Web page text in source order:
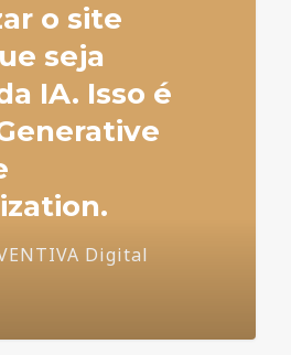
o site
seja
IA. Isso é
Digital